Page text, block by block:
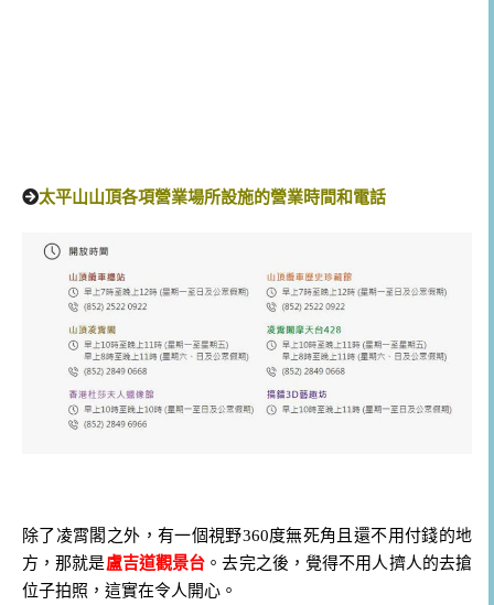
太平山山頂各項營業場所設施的營業時間和電話
除了凌霄閣之外，有一個視野360度無死角且還不用付錢的地
方，那就是盧吉道觀景台 。去完之後，覺得不用人擠人的去搶
位子拍照，這實在令人開心。